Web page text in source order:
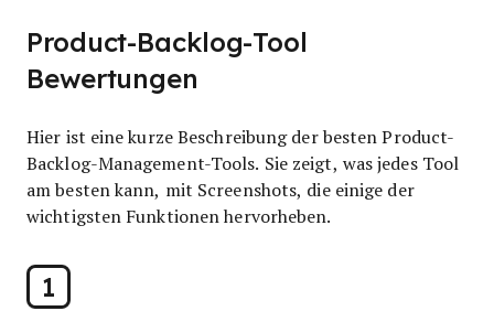
Product-Backlog-Tool
Bewertungen
Hier ist eine kurze Beschreibung der besten Product-
Backlog-Management-Tools. Sie zeigt, was jedes Tool
am besten kann, mit Screenshots, die einige der
wichtigsten Funktionen hervorheben.
1